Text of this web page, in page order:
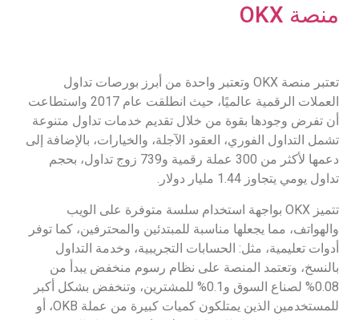
منصة OKX
تعتبر منصة OKX وتعتبر واحدة من أبرز بورصات تداول
العملات الرقمية عالميًا، حيث انطلقت عام 2017 واستطاعت
أن تفرض وجودها بقوة من خلال تقديم خدمات تداول متنوعة
تشمل التداول الفوري، العقود الآجلة، والخيارات، بالإضافة إلى
دعمها لأكثر من 300 عملة رقمية و739 زوج تداول، بحجم
تداول يومي يتجاوز 1.44 مليار دولار.
تتميز OKX بواجهة استخدام سلسة متوفرة على الويب
والهواتف، مما يجعلها مناسبة للمبتدئين والمحترفين، كما توفر
أدوات تعليمية، مثل: الحسابات التجريبية، وخدمة التداول
بالنسخ، وتعتمد المنصة على نظام رسوم منخفض يبدأ من
0.08% لصناع السوق و0.1% للمشترين، وتنخفض بشكل أكبر
للمستخدمين الذين يمتلكون كميات كبيرة من عملة OKB، أو